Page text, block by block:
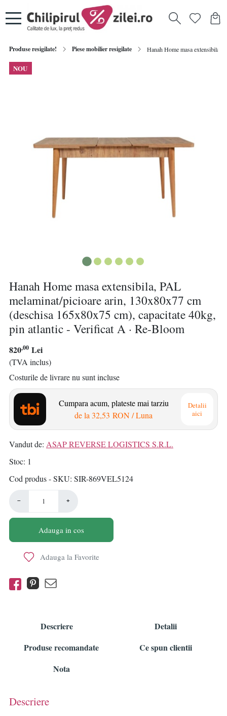
Produse resigilate! Piese mobilier resigilate Hanah Home masa extensibila,
NOU
Hanah Home masa extensibila, PAL
melaminat/picioare arin, 130x80x77 cm
(deschisa 165x80x75 cm), capacitate 40kg,
pin atlantic - Verificat A · Re-Bloom
820,00 Lei
(TVA inclus)
Costurile de livrare nu sunt incluse
Cumpara acum, plateste mai tarziu
de la 32,53 RON/ Luna
Detalii
aici
Vandut de: ASAP REVERSE LOGISTICS S.R.L.
Stoc 1
Cod produs - SKU SIR-869VEL5124
− +
Adauga in cos
Adauga la Favorite
Descriere
Detalii
Produse recomandate
Ce spun clientii
Nota
Descriere